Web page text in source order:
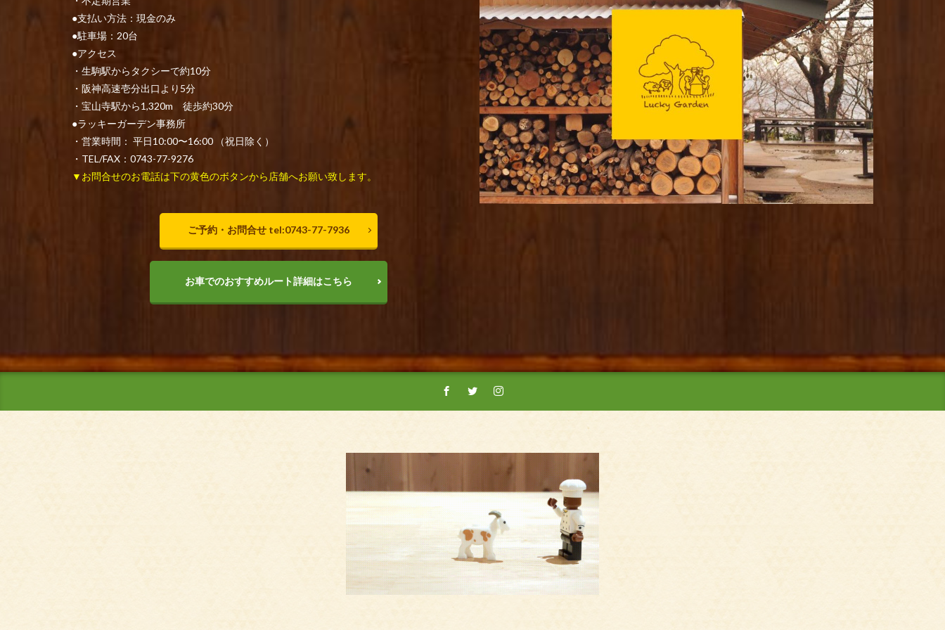
●支払い方法：現金のみ
●駐車場：20台
●アクセス
・生駒駅からタクシーで約10分
・阪神高速壱分出口より5分
・宝山寺駅から1,320m 徒歩約30分
●ラッキーガーデン事務所
・営業時間： 平日10:00〜16:00 （祝日除く）
・TEL/FAX：0743-77-9276
▼お問合せのお電話は下の黄色のボタンから店舗へお願い致します。
ご予約・お問合せ tel:0743-77-7936
お車でのおすすめルート詳細はこちら